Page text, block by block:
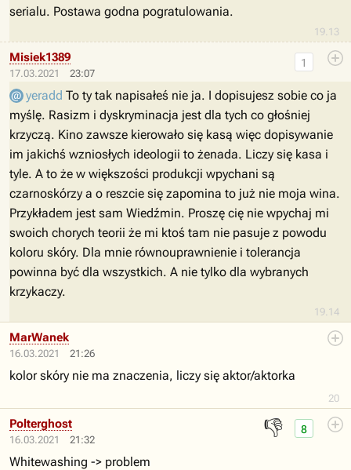
19.13
serialu. Postawa godna pogratulowania.
17.03.2021 23:07
19.14
1
Misiek1389
yeradd To ty tak napisałeś nie ja. I dopisujesz sobie co ja
myślę. Rasizm i dyskryminacja jest dla tych co głośniej
krzyczą. Kino zawsze kierowało się kasą więc dopisywanie
im jakichś wzniosłych ideologii to żenada. Liczy się kasa i
tyle. A to że w większości produkcji wpychani są
czarnoskórzy a o reszcie się zapomina to już nie moja wina.
Przykładem jest sam Wiedźmin. Proszę cię nie wpychaj mi
swoich chorych teorii że mi ktoś tam nie pasuje z powodu
koloru skóry. Dla mnie równouprawnienie i tolerancja
powinna być dla wszystkich. A nie tylko dla wybranych
krzykaczy.
16.03.2021 21:26
20
MarWanek
kolor skóry nie ma znaczenia, liczy się aktor/aktorka
16.03.2021 21:32
👎 8
Polterghost
Whitewashing -> problem